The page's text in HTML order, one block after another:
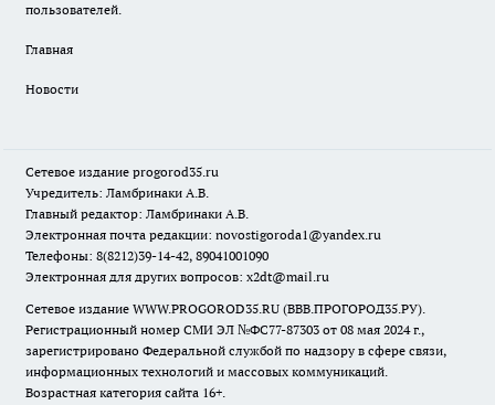
пользователей.
Главная
Новости
Сетевое издание progorod35.ru
Учредитель: Ламбринаки А.В.
Главный редактор: Ламбринаки А.В.
Электронная почта редакции: novostigoroda1@yandex.ru
Телефоны: 8(8212)39-14-42, 89041001090
Электронная для других вопросов: x2dt@mail.ru
Сетевое издание WWW.PROGOROD35.RU (ВВВ.ПРОГОРОД35.РУ).
Регистрационный номер СМИ ЭЛ №ФС77-87303 от 08 мая 2024 г.,
зарегистрировано Федеральной службой по надзору в сфере связи,
информационных технологий и массовых коммуникаций.
Возрастная категория сайта 16+.